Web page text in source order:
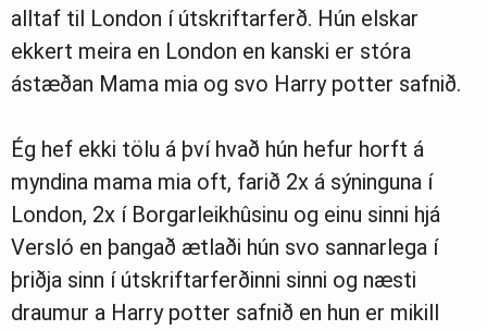
alltaf til London í útskriftarferð. Hún elskar
ekkert meira en London en kanski er stóra
ástæðan Mama mia og svo Harry potter safnið.
Ég hef ekki tölu á því hvað hún hefur horft á
myndina mama mia oft, farið 2x á sýninguna í
London, 2x í Borgarleikhûsinu og einu sinni hjá
Versló en þangað ætlaði hún svo sannarlega í
þriðja sinn í útskriftarferðinni sinni og næsti
draumur a Harry potter safnið en hun er mikill